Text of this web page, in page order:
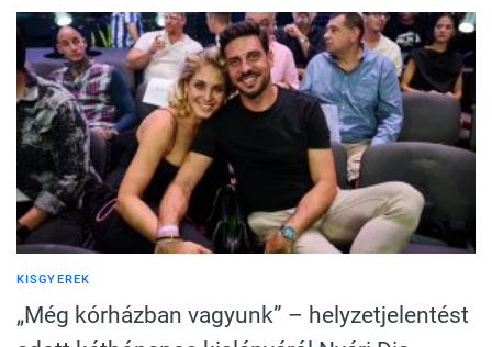
KISGYEREK
„Még kórházban vagyunk” – helyzetjelentést